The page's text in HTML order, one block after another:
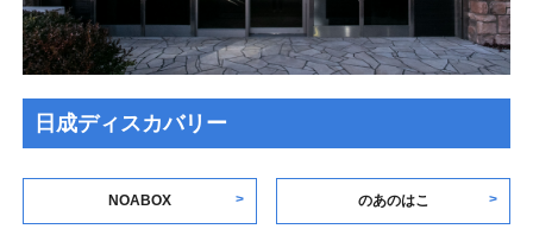
日成ディスカバリー
NOABOX のあのはこ